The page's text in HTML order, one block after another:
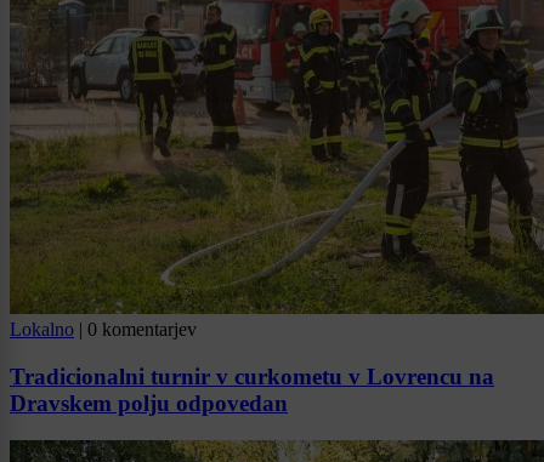
Lokalno | 0 komentarjev
Tradicionalni turnir v curkometu v Lovrencu na
Dravskem polju odpovedan